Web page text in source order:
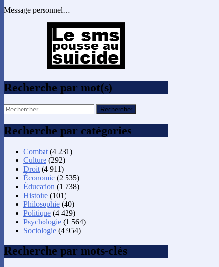
Message personnel…
Recherche par mot(s)
Rechercher :
Recherche par catégories
Combat (4 231)
Culture (292)
Droit (4 911)
Économie (2 535)
Éducation (1 738)
Histoire (101)
Philosophie (40)
Politique (4 429)
Psychologie (1 564)
Sociologie (4 954)
Recherche par mots-clés